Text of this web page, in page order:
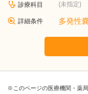
診療科目 (未指定)
詳細条件 多発性
※このページの医療機関・薬